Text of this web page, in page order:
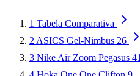
1 Tabela Comparativa
2 ASICS Gel-Nimbus 26
3 Nike Air Zoom Pegasus 41